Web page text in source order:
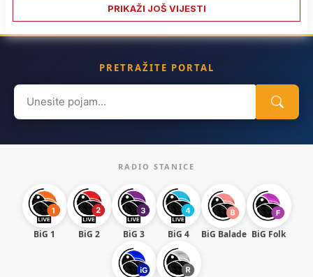
PRIKAŽI JOŠ VIJESTI
PRETRAŽITE PORTAL
Search
for:
RADIO STANICE
BiG 1 BiG 2 BiG 3 BiG 4 BiG Balade BiG Folk